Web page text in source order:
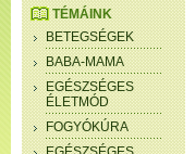
TÉMÁINK
BETEGSÉGEK
BABA-MAMA
EGÉSZSÉGES
ÉLETMÓD
FOGYÓKÚRA